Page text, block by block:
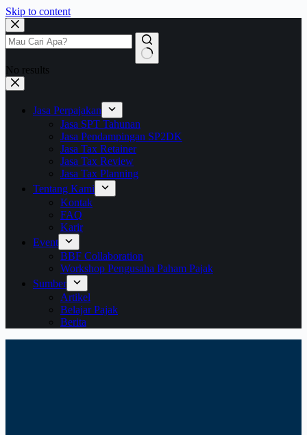
Skip to content
No results
Jasa Perpajakan
Jasa SPT Tahunan
Jasa Pendampingan SP2DK
Jasa Tax Retainer
Jasa Tax Review
Jasa Tax Planning
Tentang Kami
Kontak
FAQ
Karir
Event
BBF Collaboration
Workshop Pengusaha Paham Pajak
Sumber
Artikel
Belajar Pajak
Berita